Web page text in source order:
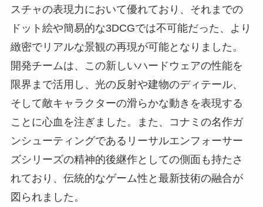
スチャの表現力において優れており、それまでの
ドット絵や簡易的な3DCGでは不可能だった、より
緻密でリアルな景観の再現が可能となりました。
開発チームは、この新しいハードウェアの性能を
限界まで活用し、光の反射や建物のディテール、
そして敵キャラクターの滑らかな動きを表現する
ことに心血を注ぎました。また、コナミの名作ガ
ンシューティングであるリーサルエンフォーサー
ズシリーズの精神的後継作としての側面も持たさ
れており、伝統的なゲーム性と最新技術の融合が
図られました。